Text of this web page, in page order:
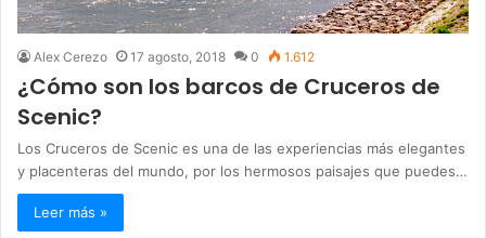
Alex Cerezo 17 agosto, 2018 0 1.612
¿Cómo son los barcos de Cruceros de
Scenic?
Los Cruceros de Scenic es una de las experiencias más elegantes
y placenteras del mundo, por los hermosos paisajes que puedes…
Leer más »